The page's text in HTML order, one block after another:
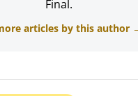
Final.
articles by this author